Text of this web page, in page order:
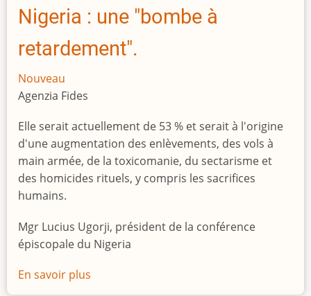
Nigeria : une "bombe à
retardement".
Nouveau
Agenzia Fides
Elle serait actuellement de 53 % et serait à l'origine
d'une augmentation des enlèvements, des vols à
main armée, de la toxicomanie, du sectarisme et
des homicides rituels, y compris les sacrifices
humains.
Mgr Lucius Ugorji, président de la conférence
épiscopale du Nigeria
En savoir plus
Le